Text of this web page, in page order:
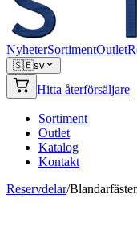
NyheterSortimentOutlet
🇸🇪sv
Hitta återförsäljare
Sortiment
Outlet
Katalog
Kontakt
Reservdelar/